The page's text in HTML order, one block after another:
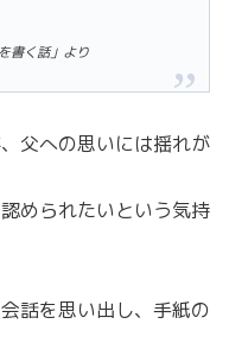
書く話」より
父への思いには揺れが
められたいという気持
話を思い出し、手紙の